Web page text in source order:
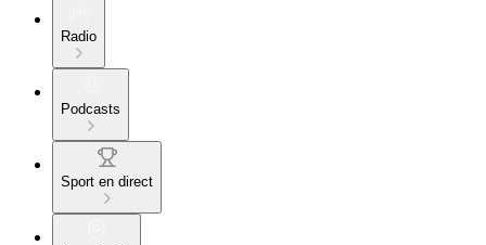
Radio
Podcasts
Sport en direct